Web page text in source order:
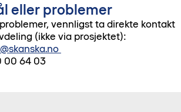
eller problemer
vennligst ta direkte kontakt
(ikke via prosjektet):
00 64 03